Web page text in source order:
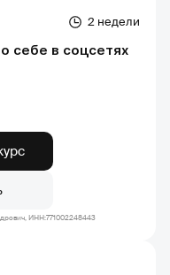
себе в соцсетях
2 недели
ИНН:771002248443